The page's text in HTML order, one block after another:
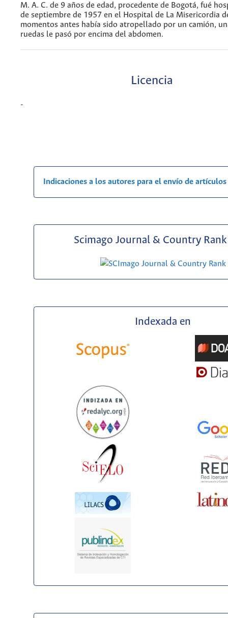
M. A. C. de 9 años de edad, procedente de Bogotá, fué
de septiembre de 1957 en el Hospital de La Misericordia
momentos antes había sido atropellado por un camión,
ruedas le pasó por encima del abdomen.
Licencia
-
Indicaciones a los autores para el envío de artículos
Scimago Journal & Country Rank
Indexada en